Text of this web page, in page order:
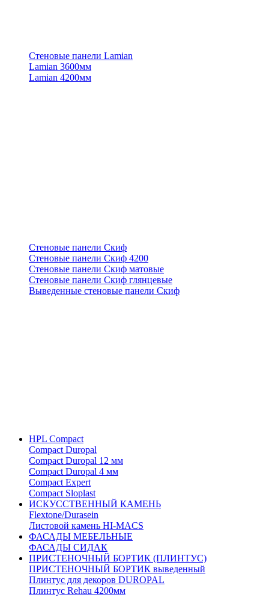
Стеновые панели Lamian
Lamian 3600мм
Lamian 4200мм
Стеновые панели Скиф
Стеновые панели Скиф 4200
Стеновые панели Скиф матовые
Стеновые панели Скиф глянцевые
Выведенные стеновые панели Скиф
HPL Compact
Compact Duropal
Compact Duropal 12 мм
Compact Duropal 4 мм
Compact Expert
Compact Sloplast
ИСКУССТВЕННЫЙ КАМЕНЬ
Flextone/Durasein
Листовой камень HI-MACS
ФАСАДЫ МЕБЕЛЬНЫЕ
ФАСАДЫ СИДАК
ПРИСТЕНОЧНЫЙ БОРТИК (ПЛИНТУС)
ПРИСТЕНОЧНЫЙ БОРТИК выведенный
Плинтус для декоров DUROPAL
Плинтус Rehau 4200мм